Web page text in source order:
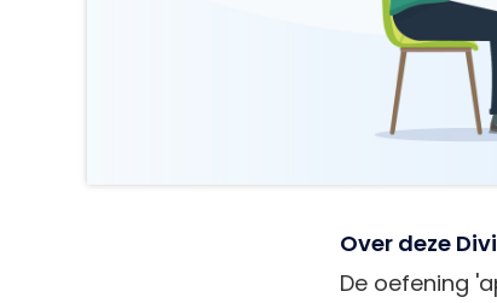
Over deze Divi
De oefening